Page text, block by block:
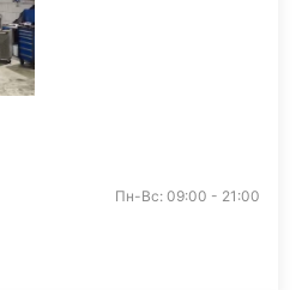
Пн-Вс: 09:00 - 21:00